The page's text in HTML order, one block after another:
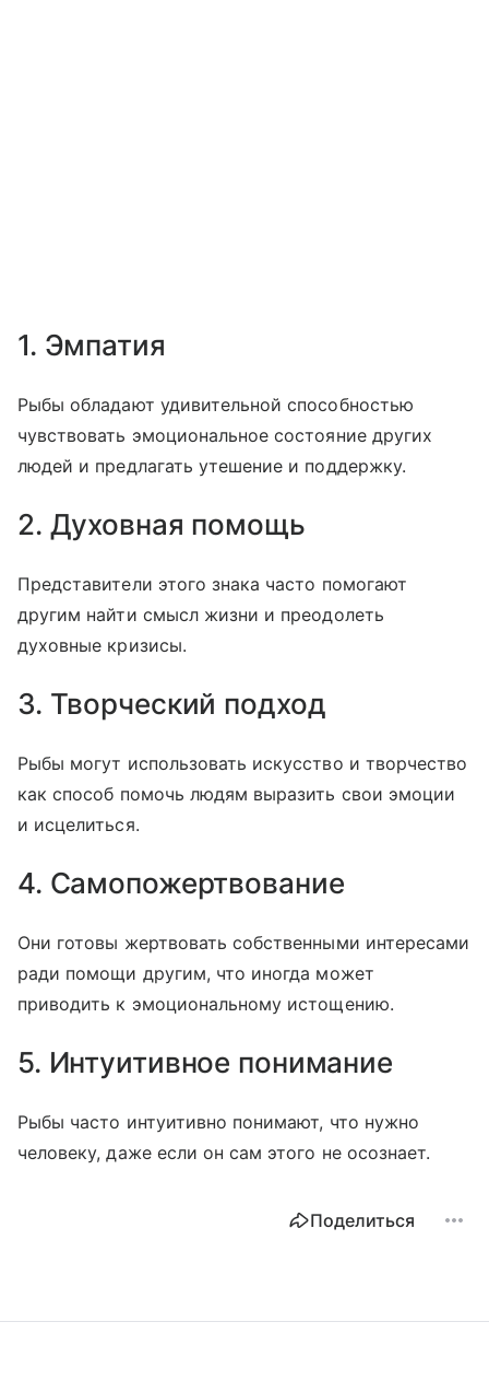
1. Эмпатия
Рыбы обладают удивительной способностью
чувствовать эмоциональное состояние других
людей и предлагать утешение и поддержку.
2. Духовная помощь
Представители этого знака часто помогают
другим найти смысл жизни и преодолеть
духовные кризисы.
3. Творческий подход
Рыбы могут использовать искусство и творчество
как способ помочь людям выразить свои эмоции
и исцелиться.
4. Самопожертвование
Они готовы жертвовать собственными интересами
ради помощи другим, что иногда может
приводить к эмоциональному истощению.
5. Интуитивное понимание
Рыбы часто интуитивно понимают, что нужно
человеку, даже если он сам этого не осознает.
Поделиться